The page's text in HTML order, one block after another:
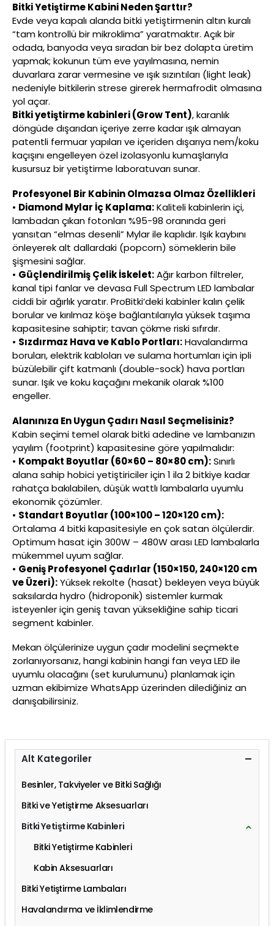
Bitki Yetiştirme Kabini Neden Şarttır?
Evde veya kapalı alanda bitki yetiştirmenin altın kuralı
“tam kontrollü bir mikroklima” yaratmaktır. Açık bir
odada, banyoda veya sıradan bir bez dolapta üretim
yapmak; kokunun tüm eve yayılmasına, nemin
duvarlara zarar vermesine ve ışık sızıntıları (light leak)
nedeniyle bitkilerin strese girerek hermafrodit olmasına
yol açar.
Bitki yetiştirme kabinleri (Grow Tent), karanlık
döngüde dışarıdan içeriye zerre kadar ışık almayan
patentli fermuar yapıları ve içeriden dışarıya nem/koku
kaçışını engelleyen özel izolasyonlu kumaşlarıyla
kusursuz bir yetiştirme laboratuvarı sunar.
Profesyonel Bir Kabinin Olmazsa Olmaz Özellikleri
• Diamond Mylar İç Kaplama:Kaliteli kabinlerin içi,
lambadan çıkan fotonları %95-98 oranında geri
yansıtan “elmas desenli” Mylar ile kaplıdır. Işık kaybını
önleyerek alt dallardaki (popcorn) sömeklerin bile
şişmesini sağlar.
• Güçlendirilmiş Çelik İskelet:Ağır karbon filtreler,
kanal tipi fanlar ve devasa Full Spectrum LED lambalar
ciddi bir ağırlık yaratır. ProBitki’deki kabinler kalın çelik
borular ve kırılmaz köşe bağlantılarıyla yüksek taşıma
kapasitesine sahiptir; tavan çökme riski sıfırdır.
• Sızdırmaz Hava ve Kablo Portları:Havalandırma
boruları, elektrik kabloları ve sulama hortumları için ipli
büzülebilir çift katmanlı (double-sock) hava portları
sunar. Işık ve koku kaçağını mekanik olarak %100
engeller.
Alanınıza En Uygun Çadırı Nasıl Seçmelisiniz?
Kabin seçimi temel olarak bitki adedine ve lambanızın
yayılım (footprint) kapasitesine göre yapılmalıdır:
• Kompakt Boyutlar (60×60 – 80×80 cm):Sınırlı
alana sahip hobici yetiştiriciler için 1 ila 2 bitkiye kadar
rahatça bakılabilen, düşük wattlı lambalarla uyumlu
ekonomik çözümler.
• Standart Boyutlar (100×100 – 120×120 cm):
Ortalama 4 bitki kapasitesiyle en çok satan ölçülerdir.
Optimum hasat için 300W – 480W arası LED lambalarla
mükemmel uyum sağlar.
• Geniş Profesyonel Çadırlar (150×150, 240×120 cm
ve Üzeri):Yüksek rekolte (hasat) bekleyen veya büyük
saksılarda hydro (hidroponik) sistemler kurmak
isteyenler için geniş tavan yüksekliğine sahip ticari
segment kabinler.
Mekan ölçülerinize uygun çadır modelini seçmekte
zorlanıyorsanız, hangi kabinin hangi fan veya LED ile
uyumlu olacağını (set kurulumunu) planlamak için
uzman ekibimize WhatsApp üzerinden dilediğiniz an
danışabilirsiniz.
Alt Kategoriler
Besinler, Takviyeler ve Bitki Sağlığı
Bitki ve Yetiştirme Aksesuarları
Bitki Yetiştirme Kabinleri
Bitki Yetiştirme Kabinleri
Kabin Aksesuarları
Bitki Yetiştirme Lambaları
Havalandırma ve İklimlendirme